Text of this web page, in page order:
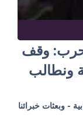
في اليوم 1505 للحرب: وقف
ونطالب
- وبعثات خبرائنا